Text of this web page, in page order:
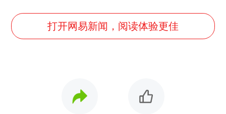
打开网易新闻，阅读体验更佳